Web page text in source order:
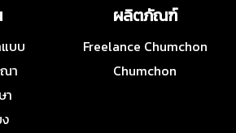
บบ
า
า
ผลิตภัณฑ์
Freelance Chumchon
Chumchon